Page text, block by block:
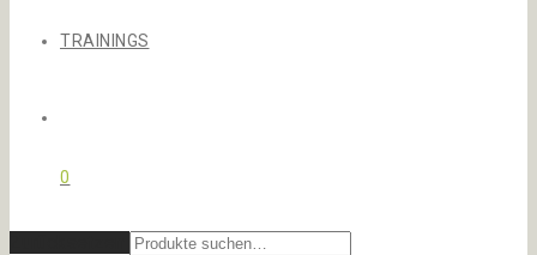
TRAININGS
0